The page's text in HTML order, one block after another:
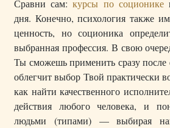
Сравни сам:курсы по соционике
дня. Конечно, психология также
ценность, но соционика
выбранная профессия. В свою
Ты сможешь применить сразу после
облегчит выбор Твой практически
как найти качественного
действия любого человека, и
людьми (типами) — выбирая